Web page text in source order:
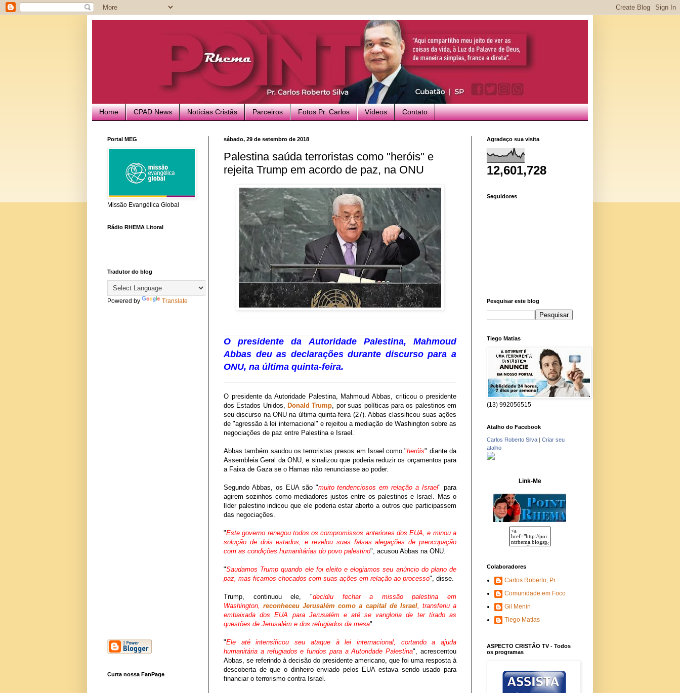
Home CPAD News Notícias Cristãs Parceiros Fotos Pr. Carlos Vídeos Contato
sábado, 29 de setembro de 2018
Palestina saúda terroristas como "heróis" e
rejeita Trump em acordo de paz, na ONU
O presidente da Autoridade Palestina, Mahmoud
Abbas deu as declarações durante discurso para a
ONU, na última quinta-feira.
O presidente da Autoridade Palestina, Mahmoud Abbas, criticou o presidente
dos Estados Unidos, Donald Trump, por suas políticas para os palestinos em
seu discurso na ONU na última quinta-feira (27). Abbas classificou suas ações
de "agressão à lei internacional" e rejeitou a mediação de Washington sobre as
negociações de paz entre Palestina e Israel.
Abbas também saudou os terroristas presos em Israel como "heróis" diante da
Assembleia Geral da ONU, e sinalizou que poderia reduzir os orçamentos para
a Faixa de Gaza se o Hamas não renunciasse ao poder.
Segundo Abbas, os EUA são "muito tendenciosos em relação a Israel" para
agirem sozinhos como mediadores justos entre os palestinos e Israel. Mas o
líder palestino indicou que ele poderia estar aberto a outros que participassem
das negociações.
"Este governo renegou todos os compromissos anteriores dos EUA, e minou a
solução de dois estados, e revelou suas falsas alegações de preocupação
com as condições humanitárias do povo palestino", acusou Abbas na ONU.
"Saudamos Trump quando ele foi eleito e elogiamos seu anúncio do plano de
paz, mas ficamos chocados com suas ações em relação ao processo", disse.
Trump, continuou ele, "decidiu fechar a missão palestina em
Washington,reconheceu Jerusalém como a capital de Israel, transferiu a
embaixada dos EUA para Jerusalém e até se vangloria de ter tirado as
questões de Jerusalém e dos refugiados da mesa".
"Ele até intensificou seu ataque à lei internacional, cortando a ajuda
humanitária a refugiados e fundos para a Autoridade Palestina", acrescentou
Abbas, se referindo à decisão do presidente americano, que foi uma resposta à
descoberta de que o dinheiro enviado pelos EUA estava sendo usado para
financiar o terrorismo contra Israel.
Portal MEG
Missão Evangélica Global
Rádio RHEMA Litoral
Tradutor do blog
Powered by Translate
Curta nossa FanPage
Agradeço sua visita
12,601,728
Seguidores
Pesquisar este blog
Tiego Matias
(13) 992056515
Atalho do Facebook
Carlos Roberto Silva | Criar seu
atalho
Link-Me
Colaboradores
Carlos Roberto, Pr.
Comunidade em Foco
Gil Menin
Tiego Matias
ASPECTO CRISTÃO TV - Todos
os programas